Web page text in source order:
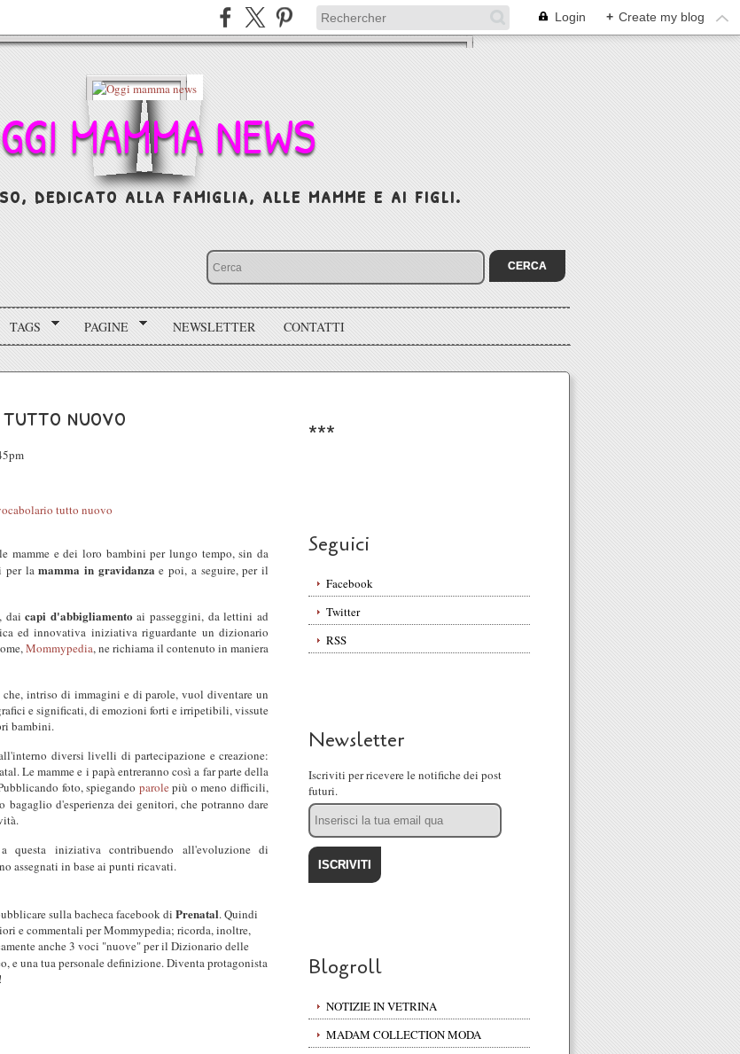
Login + Create my blog
MAMMA NEWS
dedicato alla famiglia, alle mamme e ai figli.
TAGS PAGINE NEWSLETTER CONTATTI
tutto nuovo
mamme e dei loro bambini per lungo tempo, sin da
per lamamma in gravidanza e poi, a seguire, per il
daicapi d'abbigliamento ai passeggini, da lettini ad
ed innovativa iniziativa riguardante un dizionario
Mommypedia, ne richiama il contenuto in maniera
intriso di immagini e di parole, vuol diventare un
e significati, di emozioni forti e irripetibili, vissute
bambini.
diversi livelli di partecipazione e creazione:
Le mamme e i papà entreranno così a far parte della
foto, spiegando parolepiù o meno difficili,
bagaglio d'esperienza dei genitori, che potranno dare
questa iniziativa contribuendo all'evoluzione di
assegnati in base ai punti ricavati.
sulla bacheca facebook di Prenatal. Quindi
e commentali per Mommypedia; ricorda, inoltre,
anche 3 voci "nuove" per il Dizionario delle
e una tua personale definizione. Diventa protagonista
***
Seguici
Facebook
Twitter
RSS
Newsletter
Iscriviti per ricevere le notifiche dei post
futuri.
Email
Blogroll
NOTIZIE IN VETRINA
MADAM COLLECTION MODA